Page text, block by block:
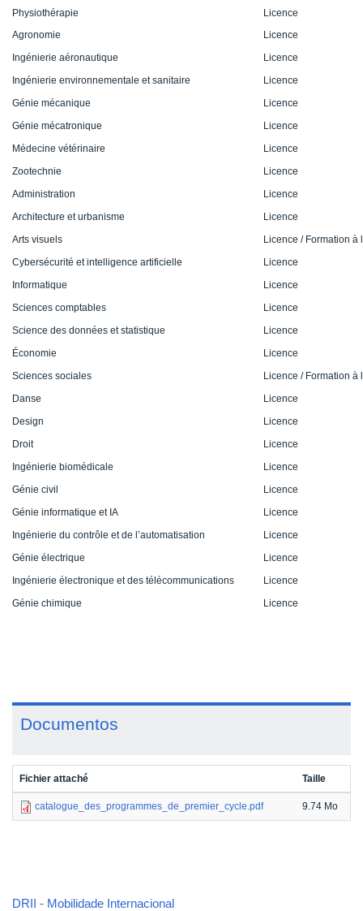
Physiothérapie
Licence
Agronomie
Licence
Ingénierie aéronautique
Licence
Ingénierie environnementale et sanitaire
Licence
Génie mécanique
Licence
Génie mécatronique
Licence
Médecine vétérinaire
Licence
Zootechnie
Licence
Administration
Licence
Architecture et urbanisme
Licence
Arts visuels
Licence / Formation à
Cybersécurité et intelligence artificielle
Licence
Informatique
Licence
Sciences comptables
Licence
Science des données et statistique
Licence
Économie
Licence
Sciences sociales
Licence / Formation à
Danse
Licence
Design
Licence
Droit
Licence
Ingénierie biomédicale
Licence
Génie civil
Licence
Génie informatique et IA
Licence
Ingénierie du contrôle et de l’automatisation
Licence
Génie électrique
Licence
Ingénierie électronique et des télécommunications
Licence
Génie chimique
Licence
Documentos
Fichier attaché Taille
catalogue_des_programmes_de_premier_cycle.pdf 9.74 Mo
DRII - Mobilidade Internacional